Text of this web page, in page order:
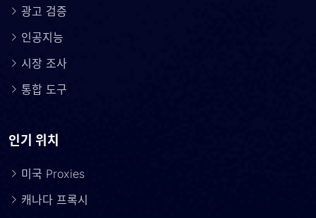
광고 검증
인공지능
시장 조사
통합 도구
인기 위치
미국 Proxies
캐나다 프록시